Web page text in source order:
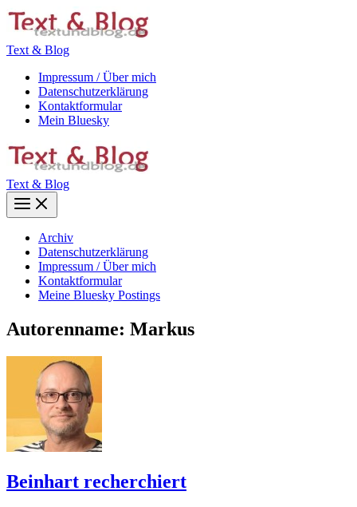
Zum
Inhalt
Text & Blog
Impressum / Über mich
Datenschutzerklärung
Kontaktformular
Mein Bluesky
Text & Blog
Main
Menu
Archiv
Datenschutzerklärung
Impressum / Über mich
Kontaktformular
Meine Bluesky Postings
Autorenname: Markus
Beinhart recherchiert